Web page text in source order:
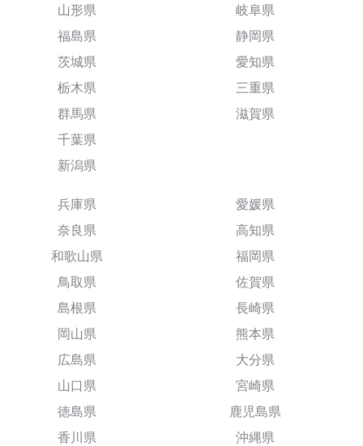
山形県
福島県
茨城県
栃木県
群馬県
千葉県
新潟県
岐阜県
静岡県
愛知県
三重県
滋賀県
兵庫県
奈良県
和歌山県
鳥取県
島根県
岡山県
広島県
山口県
徳島県
香川県
愛媛県
高知県
福岡県
佐賀県
長崎県
熊本県
大分県
宮崎県
鹿児島県
沖縄県